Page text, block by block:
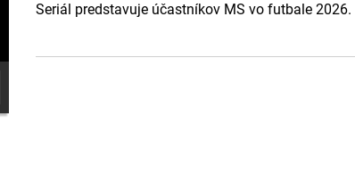
Seriál predstavuje účastníkov MS vo futbale 2026.